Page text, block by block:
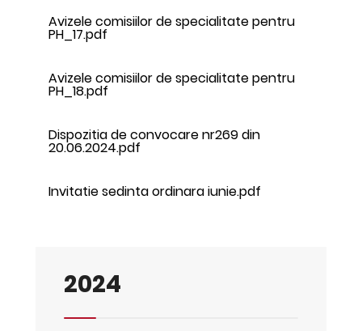
Avizele comisiilor de specialitate pentru
PH_17.pdf
Avizele comisiilor de specialitate pentru
PH_18.pdf
Dispozitia de convocare nr269 din
20.06.2024.pdf
Invitatie sedinta ordinara iunie.pdf
2024